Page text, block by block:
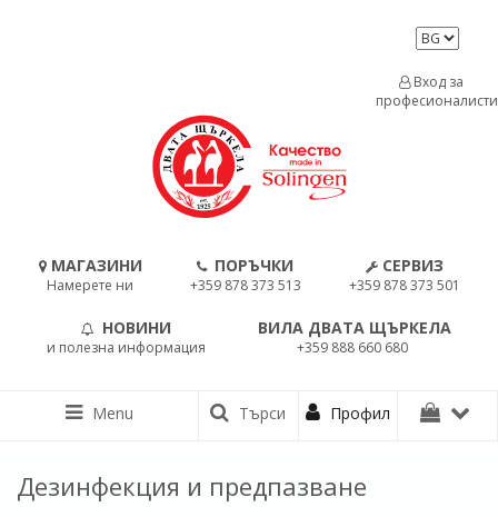
МАГАЗИНИ
Намерете ни
ПОРЪЧКИ
+359 878 373 513
СЕРВИЗ
+359 878 373 501
НОВИНИ
и полезна информация
ВИЛА ДВАТА ЩЪРКЕЛА
+359 888 660 680
Вход за
професионалисти
Menu Търси Профил
Дезинфекция и предпазване